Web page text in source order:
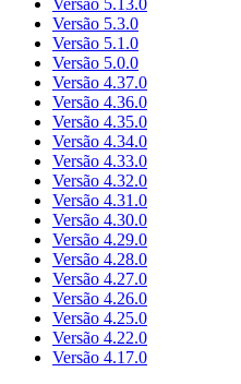
Versão 5.13.0
Versão 5.3.0
Versão 5.1.0
Versão 5.0.0
Versão 4.37.0
Versão 4.36.0
Versão 4.35.0
Versão 4.34.0
Versão 4.33.0
Versão 4.32.0
Versão 4.31.0
Versão 4.30.0
Versão 4.29.0
Versão 4.28.0
Versão 4.27.0
Versão 4.26.0
Versão 4.25.0
Versão 4.22.0
Versão 4.17.0